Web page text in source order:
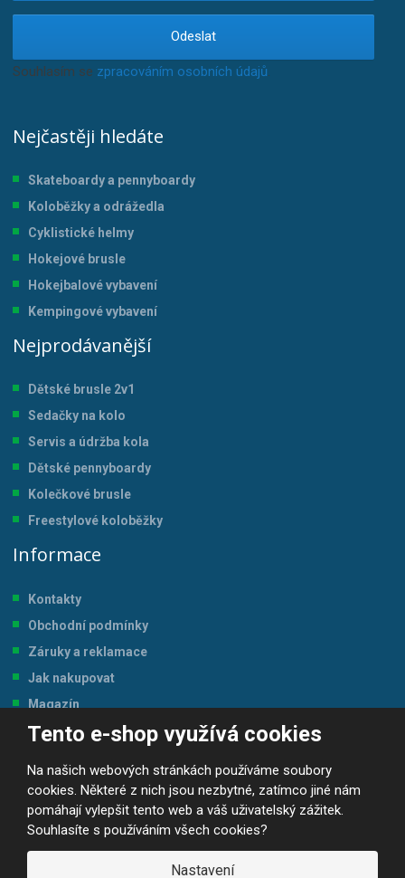
Tento e-shop využívá cookies
Na našich webových stránkách používáme soubory
cookies. Některé z nich jsou nezbytné, zatímco jiné nám
pomáhají vylepšit tento web a váš uživatelský zážitek.
Souhlasíte s používáním všech cookies?
Nastavení
Odeslat
Souhlasím se zpracováním osobních údajů.
Nejčastěji hledáte
Skateboardy a pennyboardy
Koloběžky a odrážedla
Cyklistické helmy
Hokejové brusle
Hokejbalové vybavení
Kempingové vybavení
Nejprodávanější
Dětské brusle 2v1
Sedačky na kolo
Servis a údržba kola
Dětské pennyboardy
Kolečkové brusle
Freestylové koloběžky
Informace
Kontakty
Obchodní podmínky
Záruky a reklamace
Jak nakupovat
Magazín
Tabulka velikostí
© 2026, JP-SPORT.CZ SPORTOVNÍ POTŘEBY
Prohlášení o přístupnosti |Mapa stránek ||GDPR